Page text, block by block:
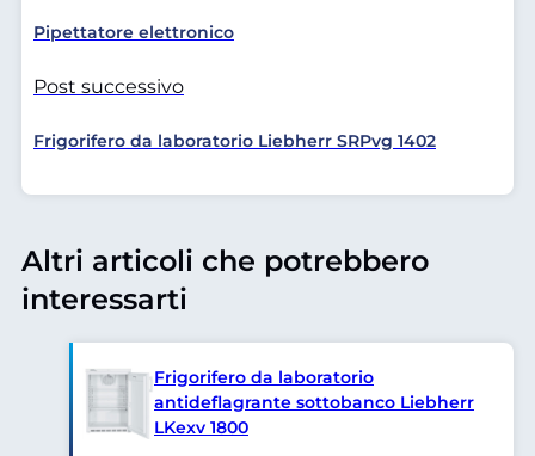
Pipettatore elettronico
Post successivo
Frigorifero da laboratorio Liebherr SRPvg 1402
Altri articoli che potrebbero
interessarti
Frigorifero da laboratorio
antideflagrante sottobanco Liebherr
LKexv 1800